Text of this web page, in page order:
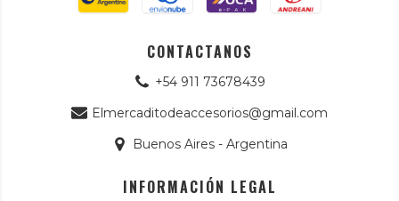
CONTACTANOS
+54 911 73678439
Elmercaditodeaccesorios@gmail.com
Buenos Aires - Argentina
INFORMACIÓN LEGAL